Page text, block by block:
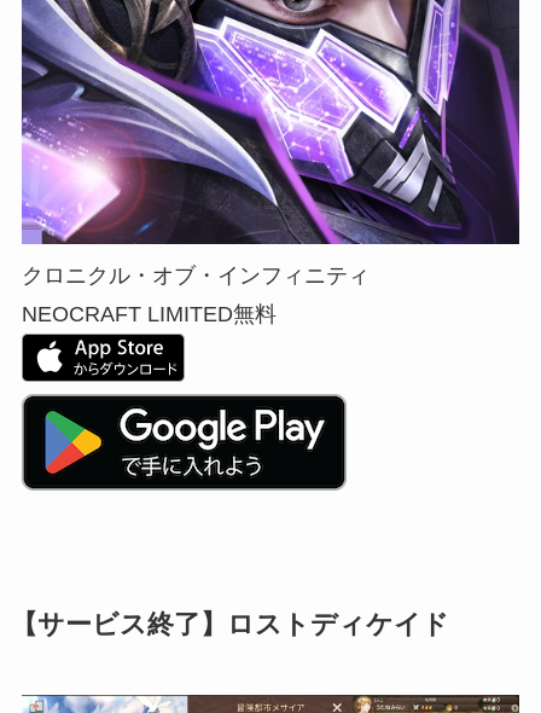
クロニクル・オブ・インフィニティ
NEOCRAFT LIMITED無料
【サービス終了】ロストディケイド